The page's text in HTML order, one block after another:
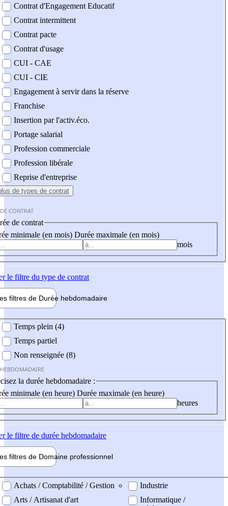
Contrat d'Engagement Educatif
Contrat intermittent
Contrat pacte
Contrat d'usage
CUI - CAE
CUI - CIE
Engagement à servir dans la réserve
Franchise
Insertion par l'activ.éco.
Portage salarial
Profession commerciale
Profession libérale
Reprise d'entreprise
de types de contrat
CONTRAT
de contrat
minimale (en mois) Durée maximale (en mois)
mois
le filtre du type de contrat
filtres de Durée hebdomadaire
Temps plein (4)
Temps partiel
Non renseignée (8)
la durée hebdomadaire :
minimale (en heure) Durée maximale (en heure)
heures
le filtre de durée hebdomadaire
filtres de Domaine professionnel
professionel
Achats / Comptabilité / Gestion
Arts / Artisanat d'art
Industrie
Informatique /